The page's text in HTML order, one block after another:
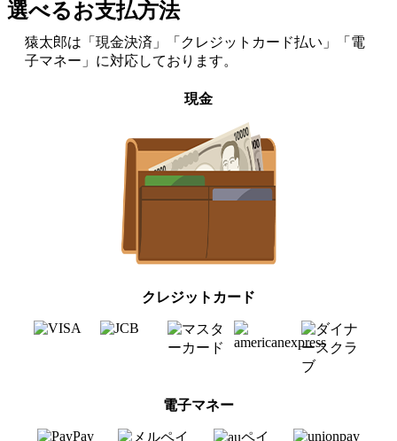
選べるお支払方法
猿太郎は「現金決済」「クレジットカード払い」「電
子マネー」に対応しております。
現金
クレジットカード
電子マネー